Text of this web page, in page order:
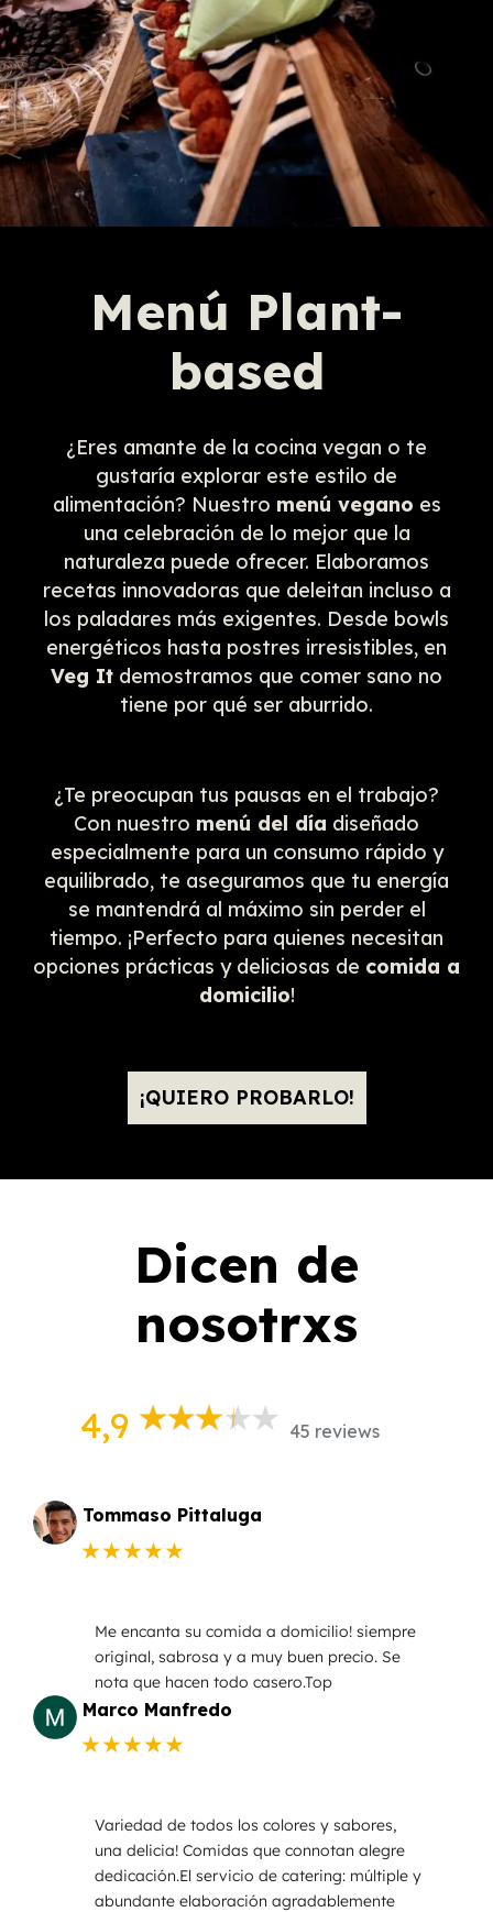
Menú Plant-
based
¿Eres amante de la cocina vegan o te
gustaría explorar este estilo de
alimentación? Nuestro menú vegano es
una celebración de lo mejor que la
naturaleza puede ofrecer. Elaboramos
recetas innovadoras que deleitan incluso a
los paladares más exigentes. Desde bowls
energéticos hasta postres irresistibles, en
Veg It demostramos que comer sano no
tiene por qué ser aburrido.
¿Te preocupan tus pausas en el trabajo?
Con nuestro menú del día diseñado
especialmente para un consumo rápido y
equilibrado, te aseguramos que tu energía
se mantendrá al máximo sin perder el
tiempo. ¡Perfecto para quienes necesitan
opciones prácticas y deliciosas de comida a
domicilio!
¡QUIERO PROBARLO!
Dicen de
nosotrxs
4,9 45 reviews
Tommaso Pittaluga
★★★★★
Me encanta su comida a domicilio! siempre
original, sabrosa y a muy buen precio. Se
nota que hacen todo casero.Top
Marco Manfredo
★★★★★
Variedad de todos los colores y sabores,
una delicia! Comidas que connotan alegre
dedicación.El servicio de catering: múltiple y
abundante elaboración agradablemente